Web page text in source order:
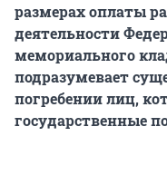
размерах оплаты
деятельности
мемориального
подразумевает
погребении лиц,
государственные